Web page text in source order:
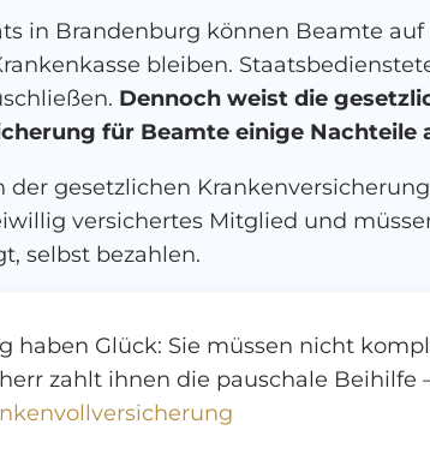
in Brandenburg können Beamte
bleiben.
Dennoch weist die
für Beamte einige Nachteile
gesetzlichen
versichertes Mitglied und
selbst bezahlen.
haben Glück: Sie müssen nicht
zahlt ihnen die pauschale Beihilfe